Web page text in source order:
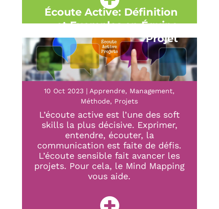
Écoute Active: Définition
et Exemples en Équipe
Projet
10 Oct 2023 | Apprendre, Management,
Méthode, Projets
L’écoute active est l’une des soft
skills la plus décisive. Exprimer,
entendre, écouter, la
communication est faite de défis.
L’écoute sensible fait avancer les
projets. Pour cela, le Mind Mapping
vous aide.